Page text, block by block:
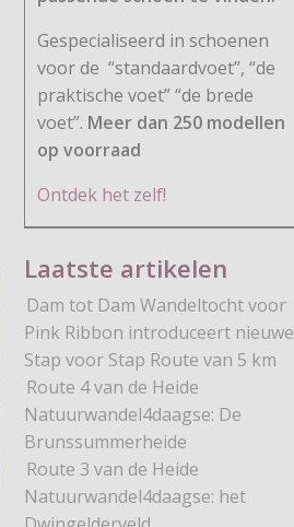
over het ecopad in Dongen
Gespecialiseerd in schoenen
voor de “standaardvoet”, “de
praktische voet” “de brede
voet”. Meer dan 250 modellen
op voorraad
Ontdek het zelf!
Laatste artikelen
Dam tot Dam Wandeltocht voor
Pink Ribbon introduceert nieuwe
Stap voor Stap Route van 5 km
Route 4 van de Heide
Natuurwandel4daagse: De
Brunssummerheide
Route 3 van de Heide
Natuurwandel4daagse: het